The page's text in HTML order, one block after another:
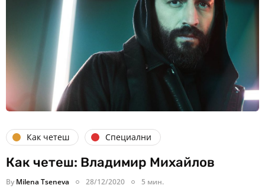
Как четеш Специални
Как четеш: Владимир Михайлов
By Milena Tseneva 28/12/2020 5 мин.